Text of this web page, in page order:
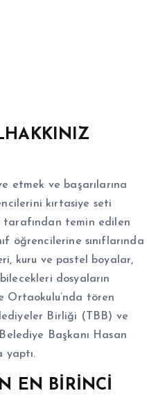
etmek ve başarılarına
kırtasiye seti
tarafından temin edilen
öğrencilerine sınıflarında
kuru ve pastel boyalar,
dosyaların
Ortaokulu’nda tören
Birliği (TBB) ve
Başkanı Hasan
yaptı.
EN BİRİNCİ